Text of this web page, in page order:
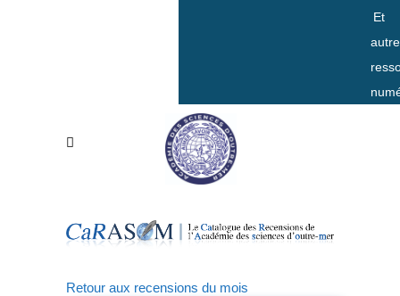
Et
Retour aux recensions du mois